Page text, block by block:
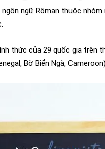
ngôn ngữ Rôman thuộc
thức của 29 quốc gia trên
Bờ Biển Ngà,